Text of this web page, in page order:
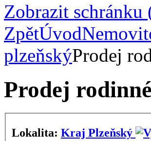
Zobrazit schránku
ZpětÚvod
plzeňskýProdej
Prodej
Lokalita:
Kraj Plzeňský